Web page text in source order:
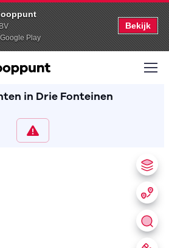
Play
Bekijk
in Drie Fonteinen